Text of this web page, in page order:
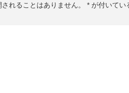
れることはありません。 * が付いてい